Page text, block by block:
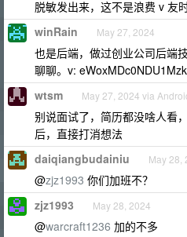
脱敏发出来，这不是浪费 v 友时
winRain May 27, 2024
也是后端，做过创业公司后端
聊聊。v:
wtsm May 27, 2024 via
别说面试了，简历都没啥人看
后，直接打消想法
daiqiangbudainiu May 28,
@zjz1993 你们加班不？
zjz1993 May 28, 2024
@warcraft1236 加的不多